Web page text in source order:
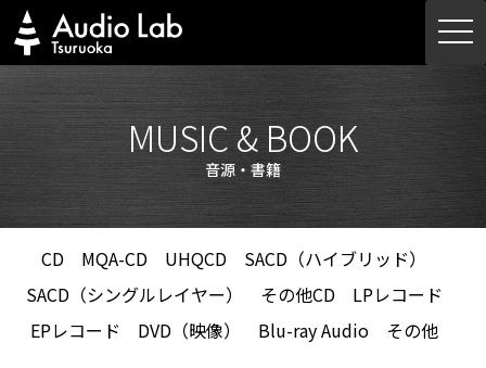
Skip
to
content
MUSIC & BOOK
音源・書籍
CD MQA-CD UHQCD
SACD（ハイブリッド）
SACD（シングルレイヤー）
その他CD
LPレコード
EPレコード
DVD（映像） Blu-ray Audio その他